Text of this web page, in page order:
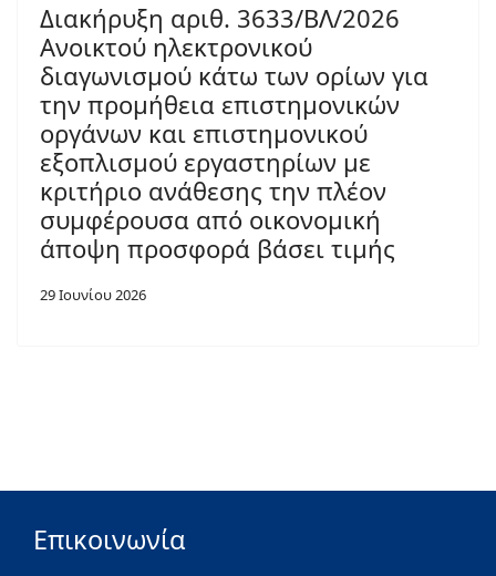
Διακήρυξη αριθ. 3633/ΒΛ/2026
Ανοικτού ηλεκτρονικού
διαγωνισμού κάτω των ορίων για
την προμήθεια επιστημονικών
οργάνων και επιστημονικού
εξοπλισμού εργαστηρίων με
κριτήριο ανάθεσης την πλέον
συμφέρουσα από οικονομική
άποψη προσφορά βάσει τιμής
29 Ιουνίου 2026
Επικοινωνία